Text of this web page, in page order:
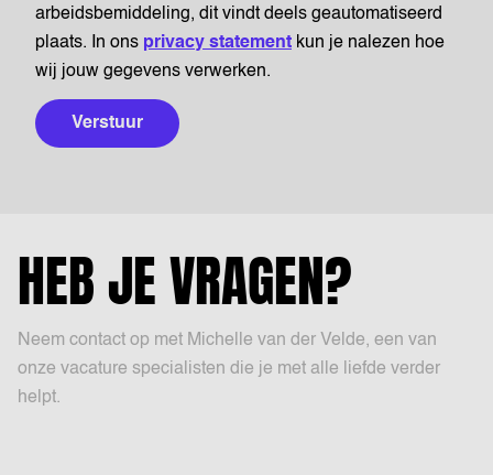
arbeidsbemiddeling, dit vindt deels geautomatiseerd
plaats. In ons privacy statement kun je nalezen hoe
wij jouw gegevens verwerken.
Verstuur
HEB JE VRAGEN?
Neem contact op met Michelle van der Velde, een van
onze vacature specialisten die je met alle liefde verder
helpt.